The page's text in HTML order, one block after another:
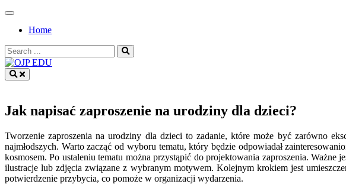
Skip
contentHome
Search
for:
Jak napisać zaproszenie na urodziny dla dzieci?
Tworzenie zaproszenia na urodziny dla dzieci to zadanie, które może być zarówno
najmłodszych. Warto zacząć od wyboru tematu, który będzie odpowiadał
kosmosem. Po ustaleniu tematu można przystąpić do projektowania zaproszenia.
ilustracje lub zdjęcia związane z wybranym motywem. Kolejnym krokiem jest
potwierdzenie przybycia, co pomoże w organizacji wydarzenia.